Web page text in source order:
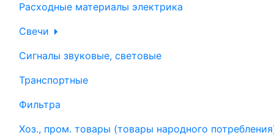
Расходные материалы электрика
Свечи
Сигналы звуковые, световые
Транспортные
Фильтра
Хоз., пром. товары (товары народного